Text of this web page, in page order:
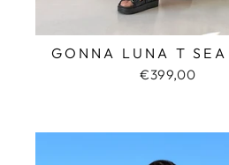
GONNA LUNA T
€399,00